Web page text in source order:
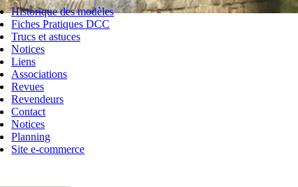
Historique des modèles
Fiches Pratiques DCC
Trucs et astuces
Notices
Liens
Associations
Revues
Revendeurs
Contact
Notices
Planning
Site e-commerce